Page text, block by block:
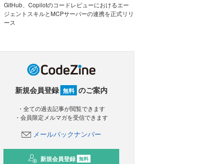
GitHub、Copilotのコードレビューにおけるエー
ジェントスキルとMCPサーバーの連携を正式リリ
ース
新規会員登録 無料 のご案内
・全ての過去記事が閲覧できます
・会員限定メルマガを受信できます
メールバックナンバー
新規会員登録 無料